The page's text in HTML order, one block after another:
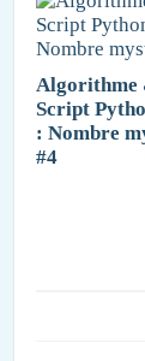
Algorithme
Script
: Nombre
#4